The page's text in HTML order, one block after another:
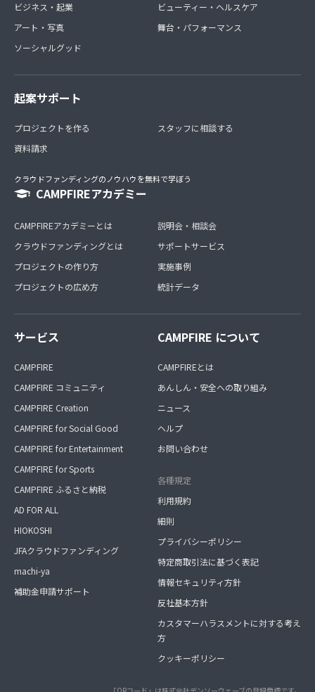
ビジネス・起業
アート・写真
ソーシャルグッド
ビューティー・ヘルスケア
舞台・パフォーマンス
起案サポート
プロジェクトを作る
資料請求
スタッフに相談する
クラウドファンディングのノウハウを無料で学ぼう
CAMPFIREアカデミー
CAMPFIREアカデミーとは
クラウドファンディングとは
プロジェクトの作り方
プロジェクトの広め方
説明会・相談会
サポートサービス
実施事例
統計データ
サービス
CAMPFIRE
CAMPFIRE コミュニティ
CAMPFIRE Creation
CAMPFIRE for Social Good
CAMPFIRE for Entertainment
CAMPFIRE for Sports
CAMPFIRE ふるさと納税
AD FOR ALL
HIOKOSHI
JFAクラウドファンディング
machi-ya
補助金申請サポート
CAMPFIRE について
CAMPFIREとは
あんしん・安全への取り組み
ニュース
ヘルプ
お問い合わせ
各種規定
利用規約
細則
プライバシーポリシー
特定商取引法に基づく表記
情報セキュリティ方針
反社基本方針
カスタマーハラスメントに対する考え
方
クッキーポリシー